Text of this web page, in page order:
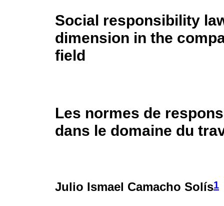
Social responsibility
dimension in the
field
Les normes de
dans le domaine du
Julio Ismael Camacho Solís1